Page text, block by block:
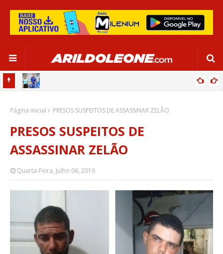
SALVADOR
Página inicial PRESOS SUSPEITOS DE ASSASSINAR ZELÃO
PRESOS SUSPEITOS DE
ASSASSINAR ZELÃO
Quarta-Feira, Julho 06, 2016